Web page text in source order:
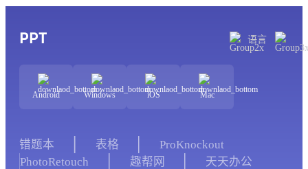
PPT 语言
Android Windows iOS Mac
错题本 表格
ProKnockout
PhotoRetouch
趣帮网 天天办公